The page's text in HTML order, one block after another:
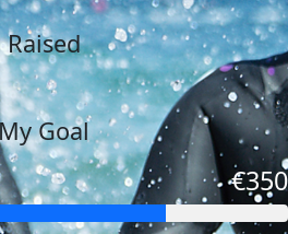
Raised
Goal
€350